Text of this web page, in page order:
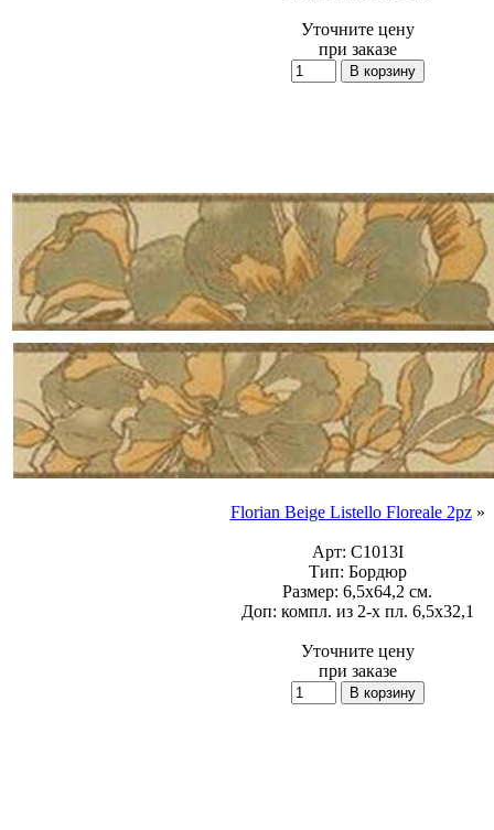
Уточните цену
при заказе
Florian Beige Listello Floreale 2pz»
Арт: C1013I
Тип: Бордюр
Размер: 6,5x64,2 см.
Доп: компл. из 2-х пл. 6,5x32,1
Уточните цену
при заказе